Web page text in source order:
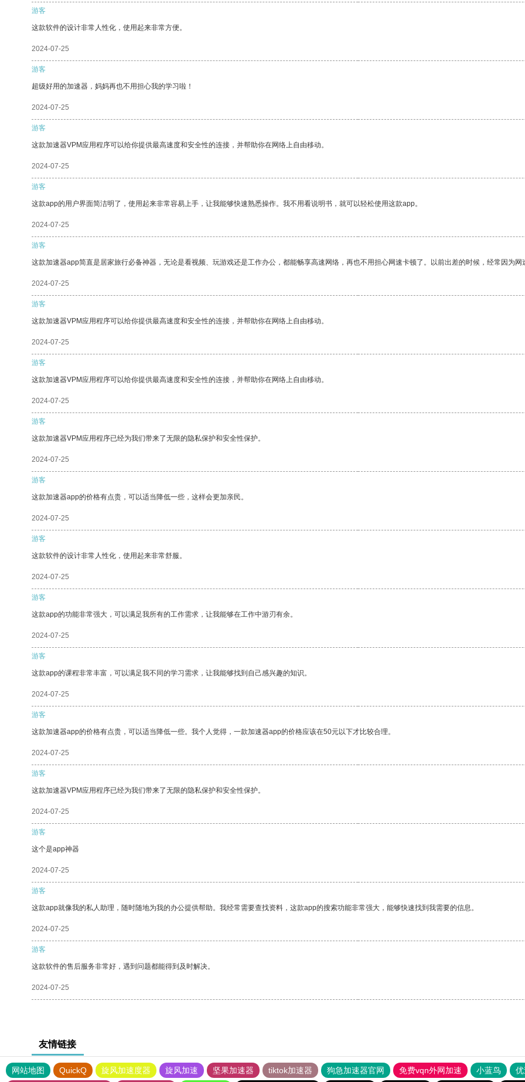
游客
这款软件的设计非常人性化，使用起来非常方便。
2024-07-25
游客
超级好用的加速器，妈妈再也不用担心我的学习啦！
2024-07-25
游客
这款加速器VPM应用程序可以给你提供最高速度和安全性的连接，并帮助你在网络上自由移动。
2024-07-25
游客
这款app的用户界面简洁明了，使用起来非常容易上手，让我能够快速熟悉操作。我不用看说明书，就可以轻松使用这款app。
2024-07-25
游客
这款加速器app简直是居家旅行必备神器，无论是看视频、玩游戏还是工作办公，都能畅享高速网络，再也不用担心网速卡顿了。以前出差的时候，经常因为
2024-07-25
游客
这款加速器VPM应用程序可以给你提供最高速度和安全性的连接，并帮助你在网络上自由移动。
2024-07-25
游客
这款加速器VPM应用程序可以给你提供最高速度和安全性的连接，并帮助你在网络上自由移动。
2024-07-25
游客
这款加速器VPM应用程序已经为我们带来了无限的隐私保护和安全性保护。
2024-07-25
游客
这款加速器app的价格有点贵，可以适当降低一些，这样会更加亲民。
2024-07-25
游客
这款软件的设计非常人性化，使用起来非常舒服。
2024-07-25
游客
这款app的功能非常强大，可以满足我所有的工作需求，让我能够在工作中游刃有余。
2024-07-25
游客
这款app的课程非常丰富，可以满足我不同的学习需求，让我能够找到自己感兴趣的知识。
2024-07-25
游客
这款加速器app的价格有点贵，可以适当降低一些。我个人觉得，一款加速器app的价格应该在50元以下才比较合理。
2024-07-25
游客
这款加速器VPM应用程序已经为我们带来了无限的隐私保护和安全性保护。
2024-07-25
游客
这个是app神器
2024-07-25
游客
这款app就像我的私人助理，随时随地为我的办公提供帮助。我经常需要查找资料，这款app的搜索功能非常强大，能够快速找到我需要的信息。
2024-07-25
游客
这款软件的售后服务非常好，遇到问题都能得到及时解决。
2024-07-25
友情链接
网站地图 QuickQ 旋风加速度器 旋风加速 坚果加速器 tiktok加速器 狗急加速器官网 免费vqn外网加速 小蓝鸟